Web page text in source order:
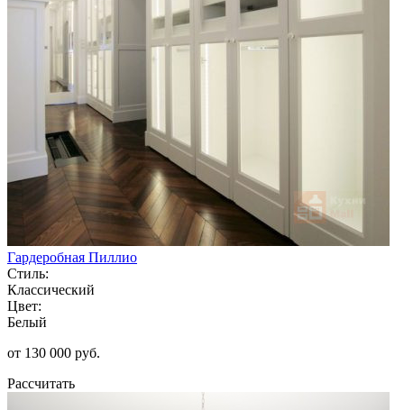
Гардеробная Пиллио
Стиль:
Классический
Цвет:
Белый
от 130 000 руб.
Рассчитать